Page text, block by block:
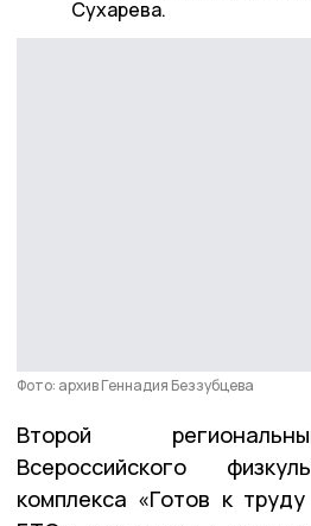
Сухарева.
Фото: архив Геннадия Беззубцева
Второй
Всероссийского
комплекса «Готов к